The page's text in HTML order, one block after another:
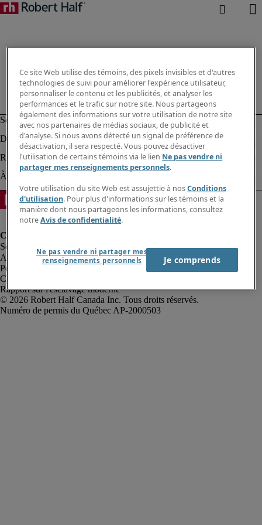
Alerte à la fraude
Politique de confidentialité
Conditions d’utilisation
Rapport sur l'esclavage moderne
Robert Half Canada Inc. Tous droits réservés.
Ce site Web utilise des témoins, des pixels invisibles et d'autres
technologies de suivi pour améliorer l'expérience utilisateur,
personnaliser le contenu et les publicités, et analyser les
performances et le trafic sur notre site. Nous partageons
également des informations sur votre utilisation de notre site
avec nos partenaires de médias sociaux, de publicité et
d'analyse. Si nous avons détecté un signal de préférence de
désactivation, il sera respecté. Vous pouvez désactiver
l'utilisation de certains témoins via le lien Ne pas vendre ni
partager mes renseignements personnels.
Votre utilisation du site Web est assujettie à nosConditions
d'utilisation. Pour plus d'informations sur les témoins et la
manière dont nous partageons les informations, consultez
notreAvis de confidentialité.
Ne pas vendre ni partager mes
renseignements personnels
Je comprends